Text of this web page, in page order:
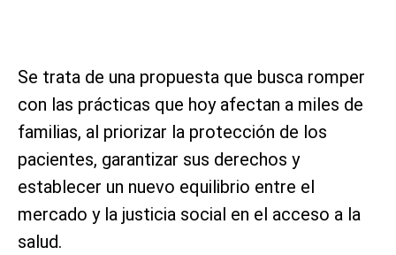
Se trata de una propuesta que busca romper
con las prácticas que hoy afectan a miles de
familias, al priorizar la protección de los
pacientes, garantizar sus derechos y
establecer un nuevo equilibrio entre el
mercado y la justicia social en el acceso a la
salud.